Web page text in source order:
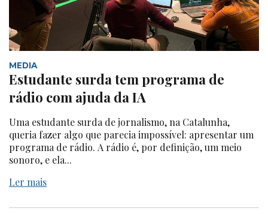
MEDIA
Estudante surda tem programa de
rádio com ajuda da IA
Uma estudante surda de jornalismo, na Catalunha,
queria fazer algo que parecia impossível: apresentar um
programa de rádio. A rádio é, por definição, um meio
sonoro, e ela...
Ler mais